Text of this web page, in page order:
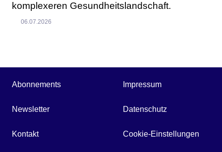
komplexeren Gesundheitslandschaft.
06.07.2026
Abonnements
Newsletter
Kontakt
Impressum
Datenschutz
Cookie-Einstellungen